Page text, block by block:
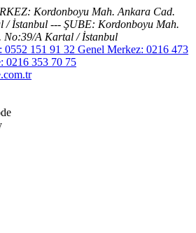
Kordonboyu Mah. Ankara Cad.
/ İstanbul --- ŞUBE: Kordonboyu Mah.
No:39/A Kartal / İstanbul
0552 151 91 32 Genel Merkez: 0216 473
0216 353 70 75